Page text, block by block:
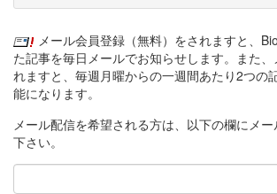
メール会員登録（無料）をされますと、
た記事を毎日メールでお知らせします。また、
れますと、毎週月曜からの一週間あたり2つの
能になります。
メール配信を希望される方は、以下の欄にメ
下さい。